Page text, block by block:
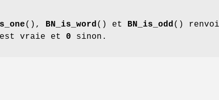
(), BN_is_word() et BN_is_odd()
vraie et 0 sinon.